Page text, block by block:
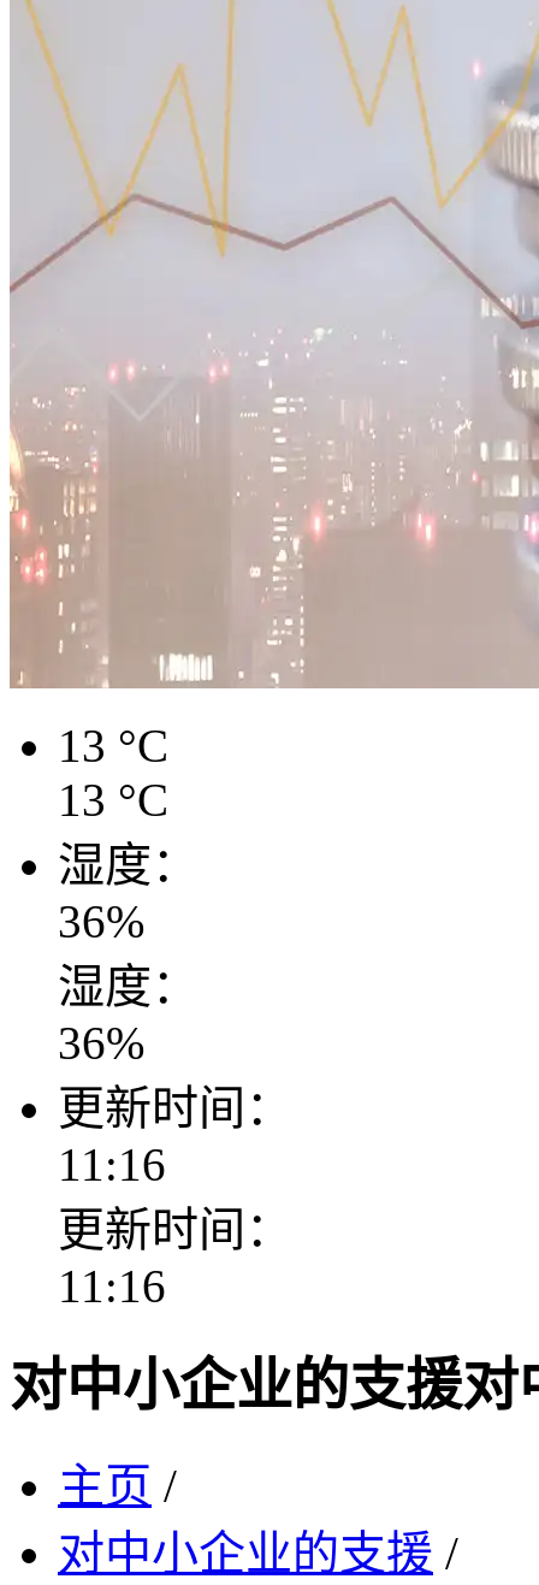
13 °C
13 °C
湿度：
36%
湿度：
36%
更新时间：
11:16
更新时间：
11:16
对中小企业的支援对
主页 /
对中小企业的支援 /